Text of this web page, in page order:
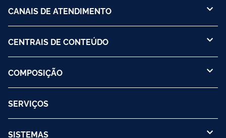
CANAIS DE ATENDIMENTO
CENTRAIS DE CONTEÚDO
COMPOSIÇÃO
SERVIÇOS
SISTEMAS